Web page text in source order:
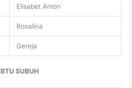
Elisabet Amon
Rosalina
Gereja
SUBUH